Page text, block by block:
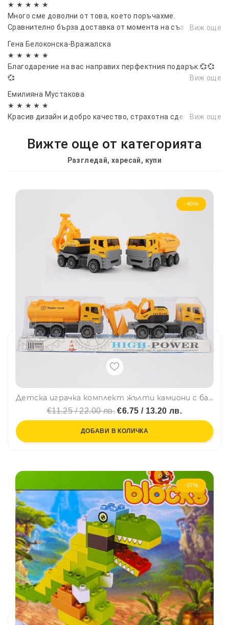
★ ★ ★ ★ ★
Много сме доволни от това, което поръчахме.
Сравнително бърза доставка от момента на създаване на
Виж още
Гена Белоконска-Вражалска
★ ★ ★ ★ ★
Благодарение на вас направих перфектния подарък.💞💞
💞
Виж още
Емилияна Мустакова
★ ★ ★ ★ ★
Красив дизайн и добро качество, страхотна сделка!Виж още
Вижте още от категорията
Разгледай, харесай, купи
-40%
Детска играчка комплект жълти камиони с багер 339-9
€11.25 / 22.00 лв. €6.75 / 13.20 лв.
ДОБАВИ В КОЛИЧКА
-37%